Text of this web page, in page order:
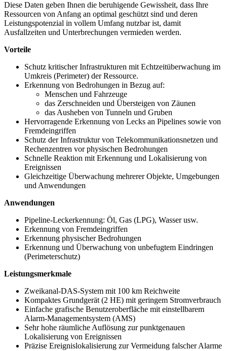
Diese Daten geben Ihnen die beruhigende Gewissheit, dass Ihre
Ressourcen von Anfang an optimal geschützt sind und deren
Leistungspotenzial in vollem Umfang nutzbar ist, damit
Ausfallzeiten und Unterbrechungen vermieden werden.
Vorteile
Schutz kritischer Infrastrukturen mit Echtzeitüberwachung im
Umkreis (Perimeter) der Ressource.
Erkennung von Bedrohungen in Bezug auf:
Menschen und Fahrzeuge
das Zerschneiden und Übersteigen von Zäunen
das Ausheben von Tunneln und Gruben
Hervorragende Erkennung von Lecks an Pipelines sowie von
Fremdeingriffen
Schutz der Infrastruktur von Telekommunikationsnetzen und
Rechenzentren vor physischen Bedrohungen
Schnelle Reaktion mit Erkennung und Lokalisierung von
Ereignissen
Gleichzeitige Überwachung mehrerer Objekte, Umgebungen
und Anwendungen
Anwendungen
Pipeline-Leckerkennung: Öl, Gas (LPG), Wasser usw.
Erkennung von Fremdeingriffen
Erkennung physischer Bedrohungen
Erkennung und Überwachung von unbefugtem Eindringen
(Perimeterschutz)
Leistungsmerkmale
Zweikanal-DAS-System mit 100 km Reichweite
Kompaktes Grundgerät (2 HE) mit geringem Stromverbrauch
Einfache grafische Benutzeroberfläche mit einstellbarem
Alarm-Managementsystem (AMS)
Sehr hohe räumliche Auflösung zur punktgenauen
Lokalisierung von Ereignissen
Präzise Ereignislokalisierung zur Vermeidung falscher Alarme